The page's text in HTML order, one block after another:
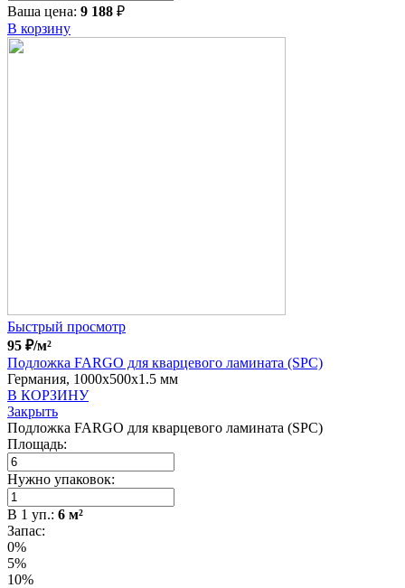
Ваша цена: 9 188 ₽
В корзину
Быстрый просмотр
95 ₽/м²
Подложка FARGO для кварцевого ламината (SPC)
Германия, 1000x500x1.5 мм
В КОРЗИНУ
Закрыть
Подложка FARGO для кварцевого ламината (SPC)
Площадь:
Нужно упаковок:
В 1 уп.: 6 м²
Запас:
0%
5%
10%